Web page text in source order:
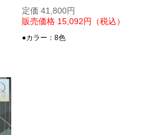
定価 41,800円
販売価格 15,092円（税込）
●カラー：8色